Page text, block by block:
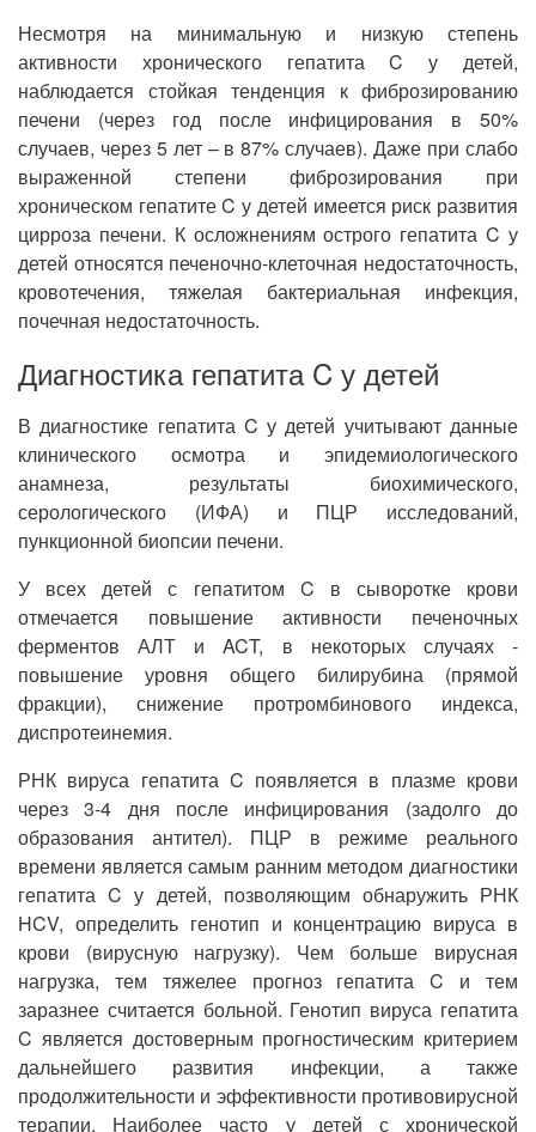
Несмотря на минимальную и низкую степень
активности хронического гепатита C у детей,
наблюдается стойкая тенденция к фиброзированию
печени (через год после инфицирования в 50%
случаев, через 5 лет – в 87% случаев). Даже при слабо
выраженной степени фиброзирования при
хроническом гепатите C у детей имеется риск развития
цирроза печени. К осложнениям острого гепатита C у
детей относятся печеночно-клеточная недостаточность,
кровотечения, тяжелая бактериальная инфекция,
почечная недостаточность.
Диагностика гепатита C у детей
В диагностике гепатита C у детей учитывают данные
клинического осмотра и эпидемиологического
анамнеза, результаты биохимического,
серологического (ИФА) и ПЦР исследований,
пункционной биопсии печени.
У всех детей с гепатитом C в сыворотке крови
отмечается повышение активности печеночных
ферментов АЛТ и ACT, в некоторых случаях -
повышение уровня общего билирубина (прямой
фракции), снижение протромбинового индекса,
диспротеинемия.
РНК вируса гепатита C появляется в плазме крови
через 3-4 дня после инфицирования (задолго до
образования антител). ПЦР в режиме реального
времени является самым ранним методом диагностики
гепатита C у детей, позволяющим обнаружить РНК
HCV, определить генотип и концентрацию вируса в
крови (вирусную нагрузку). Чем больше вирусная
нагрузка, тем тяжелее прогноз гепатита C и тем
заразнее считается больной. Генотип вируса гепатита
C является достоверным прогностическим критерием
дальнейшего развития инфекции, а также
продолжительности и эффективности противовирусной
терапии. Наиболее часто у детей с хронической